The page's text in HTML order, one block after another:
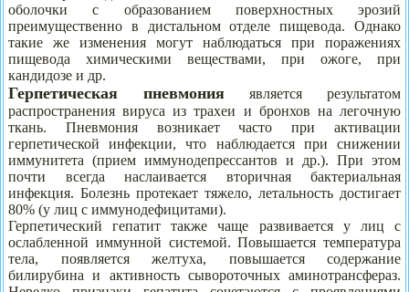
оболочки с образованием поверхностных эрозий
преимущественно в дистальном отделе пищевода. Однако
такие же изменения могут наблюдаться при поражениях
пищевода химическими веществами, при ожоге, при
кандидозе и др.
Герпетическая пневмония является результатом
распространения вируса из трахеи и бронхов на легочную
ткань. Пневмония возникает часто при активации
герпетической инфекции, что наблюдается при снижении
иммунитета (прием иммунодепрессантов и др.). При этом
почти всегда наслаивается вторичная бактериальная
инфекция. Болезнь протекает тяжело, летальность достигает
80% (у лиц с иммунодефицитами).
Герпетический гепатит также чаще развивается у лиц с
ослабленной иммунной системой. Повышается температура
тела, появляется желтуха, повышается содержание
билирубина и активность сывороточных аминотрансфераз.